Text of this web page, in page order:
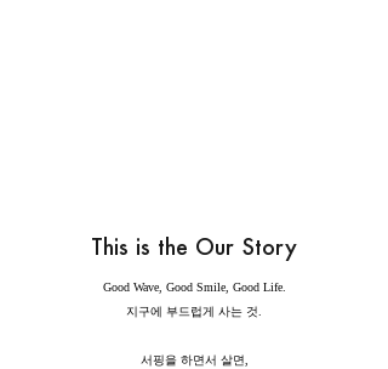
This is the Our Story
Good Wave, Good Smile, Good Life.
지구에 부드럽게 사는 것.
서핑을 하면서 살면,